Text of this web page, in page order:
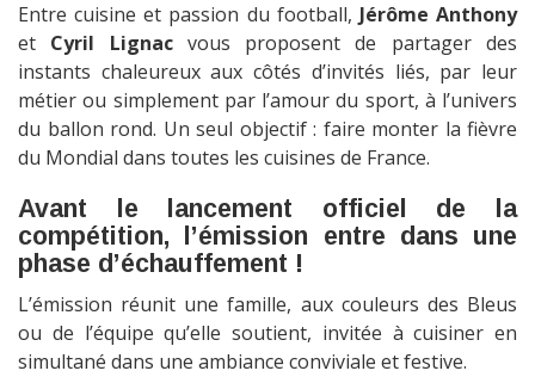
Entre cuisine et passion du football, Jérôme Anthony
et Cyril Lignacvous proposent de partager des
instants chaleureux aux côtés d’invités liés, par leur
métier ou simplement par l’amour du sport, à l’univers
du ballon rond. Un seul objectif : faire monter la fièvre
du Mondial dans toutes les cuisines de France.
Avant le lancement officiel de la
compétition, l’émission entre dans une
phase d’échauffement !
L’émission réunit une famille, aux couleurs des Bleus
ou de l’équipe qu’elle soutient, invitée à cuisiner en
simultané dans une ambiance conviviale et festive.